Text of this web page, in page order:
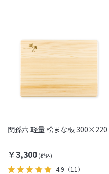
関孫六 軽量 桧まな板 300×220
￥3,300
4.9 （11）